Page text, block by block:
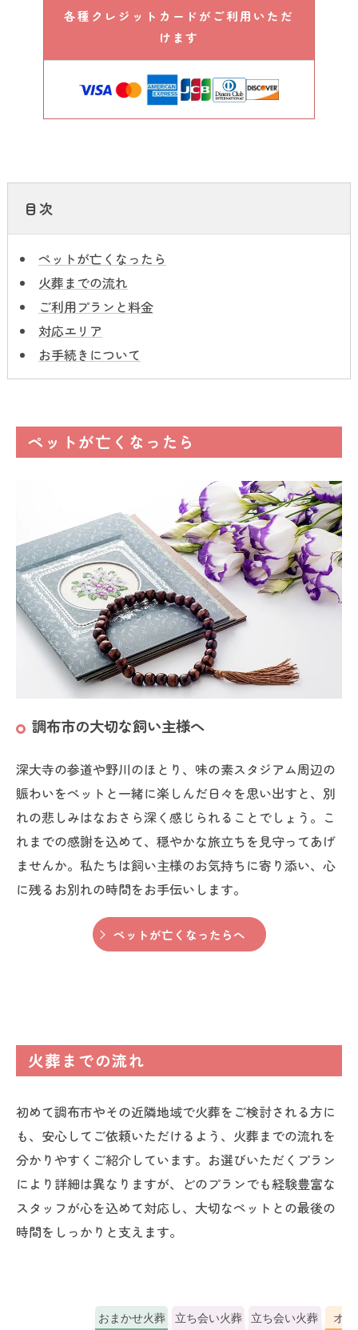
各種クレジットカードがご利用いただ
けます
目次
ペットが亡くなったら
火葬までの流れ
ご利用プランと料金
対応エリア
お手続きについて
ペットが亡くなったら
調布市の大切な飼い主様へ
深大寺の参道や野川のほとり、味の素スタジアム周辺の
賑わいをペットと一緒に楽しんだ日々を思い出すと、別
れの悲しみはなおさら深く感じられることでしょう。こ
れまでの感謝を込めて、穏やかな旅立ちを見守ってあげ
ませんか。私たちは飼い主様のお気持ちに寄り添い、心
に残るお別れの時間をお手伝いします。
ペットが亡くなったらへ
火葬までの流れ
初めて調布市やその近隣地域で火葬をご検討される方に
も、安心してご依頼いただけるよう、火葬までの流れを
分かりやすくご紹介しています。お選びいただくプラン
により詳細は異なりますが、どのプランでも経験豊富な
スタッフが心を込めて対応し、大切なペットとの最後の
時間をしっかりと支えます。
おまかせ火葬
立ち会い火葬
立ち会い火葬
オ